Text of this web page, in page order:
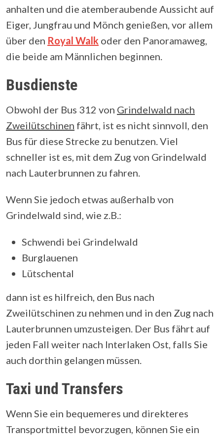
anhalten und die atemberaubende Aussicht auf
Eiger, Jungfrau und Mönch genießen, vor allem
über den Royal Walk oder den Panoramaweg,
die beide am Männlichen beginnen.
Busdienste
Obwohl der Bus 312 von Grindelwald nach
Zweilütschinen fährt, ist es nicht sinnvoll, den
Bus für diese Strecke zu benutzen. Viel
schneller ist es, mit dem Zug von Grindelwald
nach Lauterbrunnen zu fahren.
Wenn Sie jedoch etwas außerhalb von
Grindelwald sind, wie z.B.:
Schwendi bei Grindelwald
Burglauenen
Lütschental
dann ist es hilfreich, den Bus nach
Zweilütschinen zu nehmen und in den Zug nach
Lauterbrunnen umzusteigen. Der Bus fährt auf
jeden Fall weiter nach Interlaken Ost, falls Sie
auch dorthin gelangen müssen.
Taxi und Transfers
Wenn Sie ein bequemeres und direkteres
Transportmittel bevorzugen, können Sie ein